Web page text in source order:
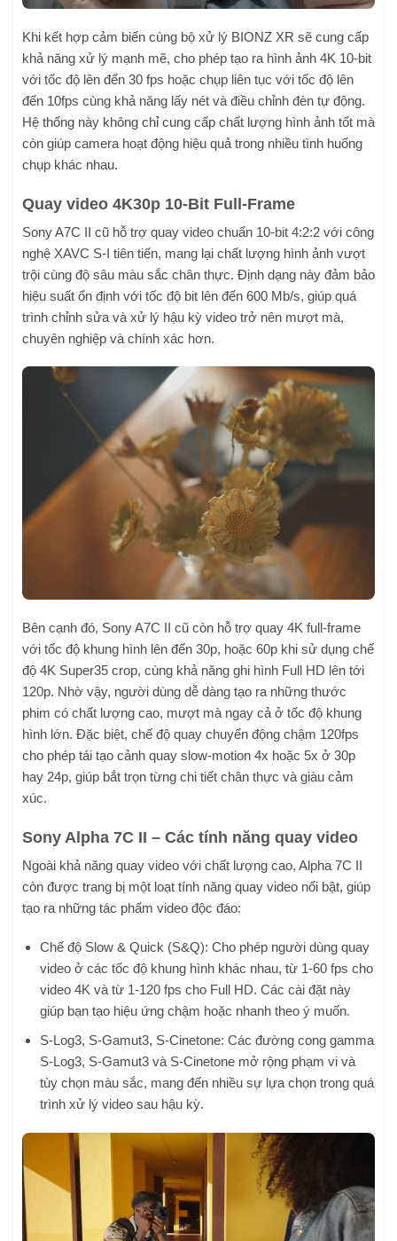
Khi kết hợp cảm biến cùng bộ xử lý BIONZ XR sẽ cung cấp
khả năng xử lý mạnh mẽ, cho phép tạo ra hình ảnh 4K 10-bit
với tốc độ lên đến 30 fps hoặc chụp liên tục với tốc độ lên
đến 10fps cùng khả năng lấy nét và điều chỉnh đèn tự động.
Hệ thống này không chỉ cung cấp chất lượng hình ảnh tốt mà
còn giúp camera hoạt động hiệu quả trong nhiều tình huống
chụp khác nhau.
Quay video 4K30p 10-Bit Full-Frame
Sony A7C II cũ hỗ trợ quay video chuẩn 10-bit 4:2:2 với công
nghệ XAVC S-I tiên tiến, mang lại chất lượng hình ảnh vượt
trội cùng độ sâu màu sắc chân thực. Định dạng này đảm bảo
hiệu suất ổn định với tốc độ bit lên đến 600 Mb/s, giúp quá
trình chỉnh sửa và xử lý hậu kỳ video trở nên mượt mà,
chuyên nghiệp và chính xác hơn.
Bên cạnh đó, Sony A7C II cũ còn hỗ trợ quay 4K full-frame
với tốc độ khung hình lên đến 30p, hoặc 60p khi sử dụng chế
độ 4K Super35 crop, cùng khả năng ghi hình Full HD lên tới
120p. Nhờ vậy, người dùng dễ dàng tạo ra những thước
phim có chất lượng cao, mượt mà ngay cả ở tốc độ khung
hình lớn. Đặc biệt, chế độ quay chuyển động chậm 120fps
cho phép tái tạo cảnh quay slow-motion 4x hoặc 5x ở 30p
hay 24p, giúp bắt trọn từng chi tiết chân thực và giàu cảm
xúc.
Sony Alpha 7C II – Các tính năng quay video
Ngoài khả năng quay video với chất lượng cao, Alpha 7C II
còn được trang bị một loạt tính năng quay video nổi bật, giúp
tạo ra những tác phẩm video độc đáo:
Chế độ Slow & Quick (S&Q): Cho phép người dùng quay
video ở các tốc độ khung hình khác nhau, từ 1-60 fps cho
video 4K và từ 1-120 fps cho Full HD. Các cài đặt này
giúp bạn tạo hiệu ứng chậm hoặc nhanh theo ý muốn.
S-Log3, S-Gamut3, S-Cinetone: Các đường cong gamma
S-Log3, S-Gamut3 và S-Cinetone mở rộng phạm vi và
tùy chọn màu sắc, mang đến nhiều sự lựa chọn trong quá
trình xử lý video sau hậu kỳ.